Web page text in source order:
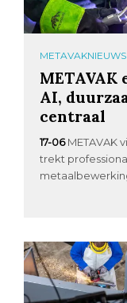
METAVAKNIEUWS
METAVAK
AI,
centraal
17-06 METAVAK
trekt